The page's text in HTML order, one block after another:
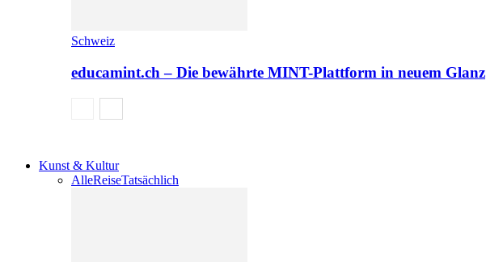
Schweiz
educamint.ch – Die bewährte MINT-Plattform in neuem Glanz
Kunst & Kultur
AlleReiseTatsächlich